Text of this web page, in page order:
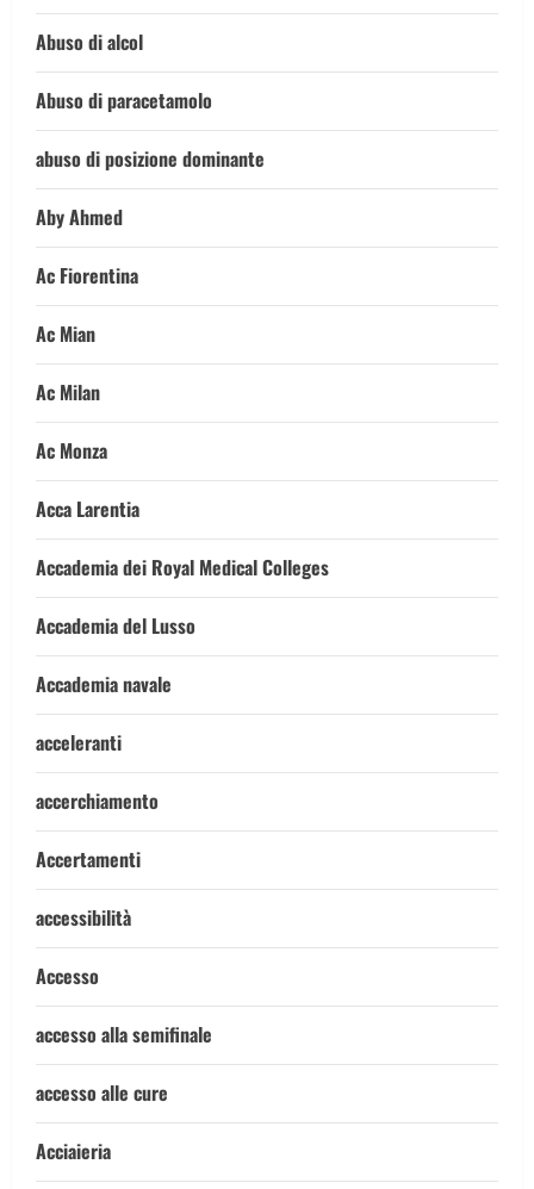
Abuso di alcol
Abuso di paracetamolo
abuso di posizione dominante
Aby Ahmed
Ac Fiorentina
Ac Mian
Ac Milan
Ac Monza
Acca Larentia
Accademia dei Royal Medical Colleges
Accademia del Lusso
Accademia navale
acceleranti
accerchiamento
Accertamenti
accessibilità
Accesso
accesso alla semifinale
accesso alle cure
Acciaieria